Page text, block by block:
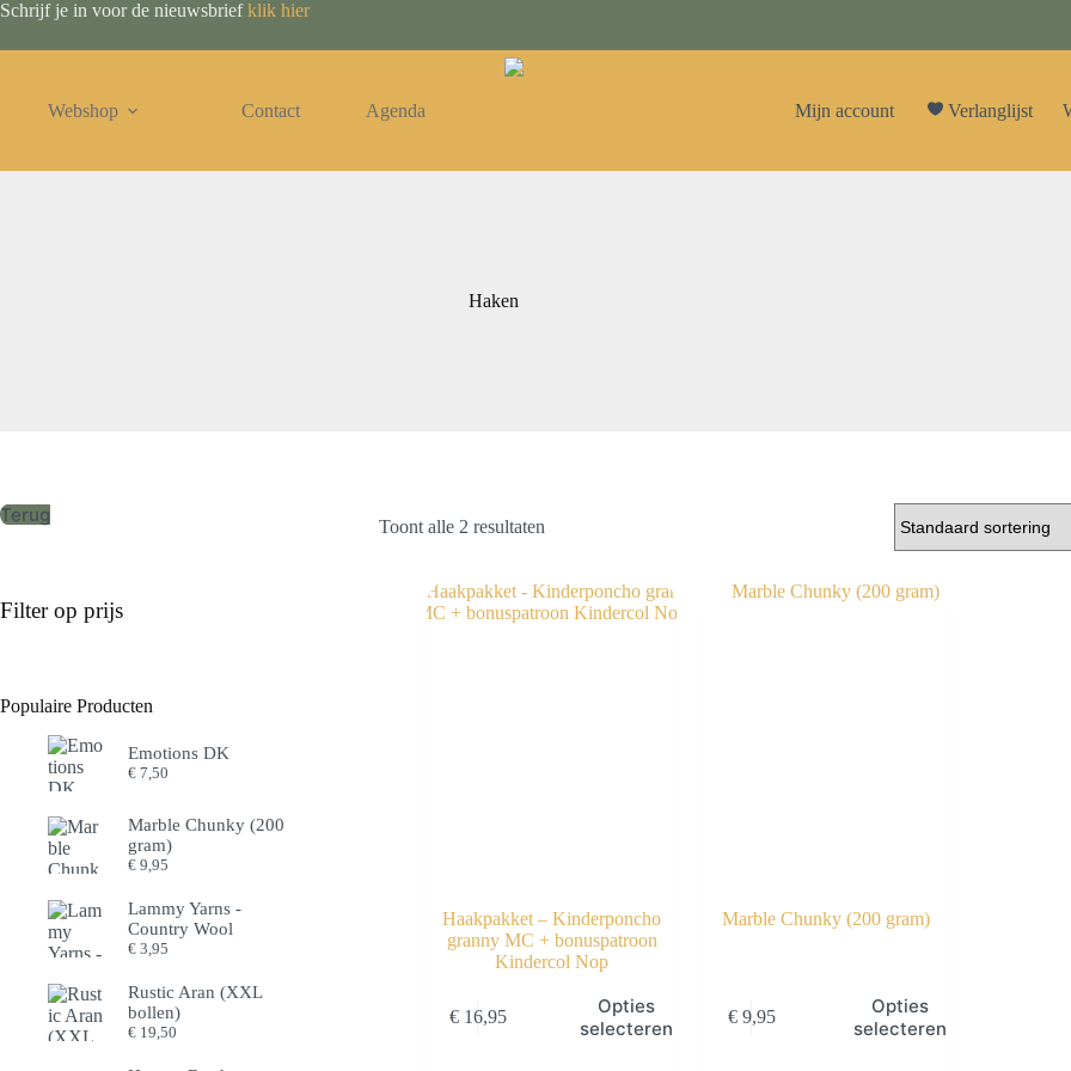
Ga
de
Schrijf je in voor de nieuwsbriefklik hier
Webshop Contact Agenda Mijn account Verlanglijst
Haken
Toont alle 2 resultaten
Haakpakket – Kinderponcho
granny MC + bonuspatroon
Kindercol Nop
€16,95
Opties
selecteren
product
Marble Chunky (200 gram)
€9,95
Opties
selecteren
product
Terug
Filter op prijs
Populaire Producten
Emotions DK
€ 7,50
Marble Chunky (200
gram)
€ 9,95
Lammy Yarns -
Country Wool
€ 3,95
Rustic Aran (XXL
bollen)
€ 19,50